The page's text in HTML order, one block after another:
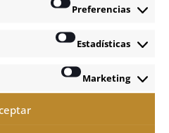
Preferencias
Estadísticas
Marketing